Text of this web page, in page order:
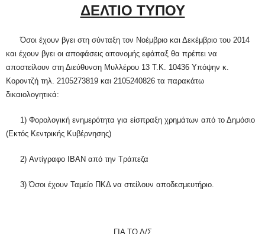
ΕΠΙΚΟΙΝΩΝΙΑ
ΔΕΛΤΙΟ ΤΥΠΟΥ
Όσοι έχουν βγει στη σύνταξη τον Νοέμβριο και Δεκέμβριο του 2014
και έχουν βγει οι αποφάσεις απονομής εφάπαξ θα πρέπει να
αποστείλουν στη Διεύθυνση Μυλλέρου 13 Τ.Κ. 10436 Υπόψην κ.
Κοροντζή τηλ. 2105273819 και 2105240826 τα παρακάτω
δικαιολογητικά:
1) Φορολογική ενημερότητα για είσπραξη χρημάτων από το Δημόσιο
(Εκτός Κεντρικής Κυβέρνησης)
2) Αντίγραφο IBAN από την Τράπεζα
3)Όσοι έχουν Ταμείο ΠΚΔ να στείλουν αποδεσμευτήριο.
ΓΙΑ ΤΟ Δ/Σ